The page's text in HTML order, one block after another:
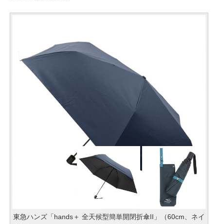
東急ハンズ「hands＋ 全天候型簡単開閉折傘II」（60cm、ネイ